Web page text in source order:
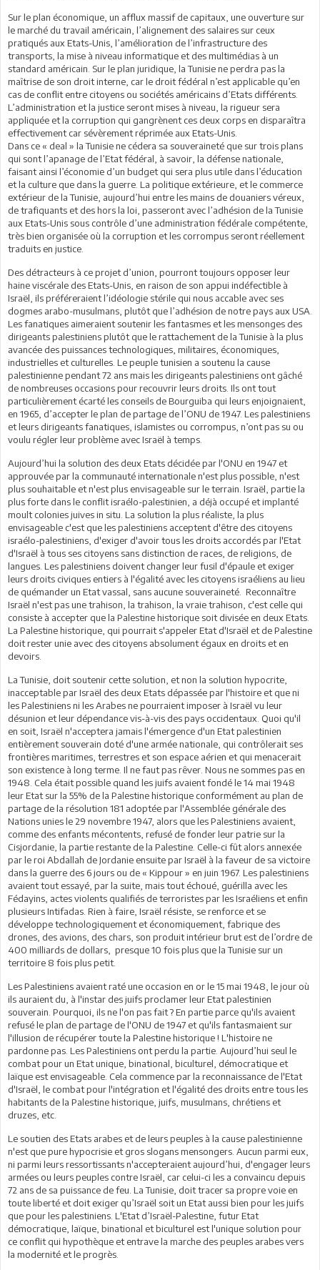
Sur le plan économique, un afflux massif de capitaux, une ouverture sur
le marché du travail américain, l’alignement des salaires sur ceux
pratiqués aux Etats-Unis, l’amélioration de l’infrastructure des
transports, la mise à niveau informatique et des multimédias à un
standard américain. Sur le plan juridique, la Tunisie ne perdra pas la
maîtrise de son droit interne, car le droit fédéral n’est applicable qu’en
cas de conflit entre citoyens ou sociétés américains d’Etats différents.
L’administration et la justice seront mises à niveau, la rigueur sera
appliquée et la corruption qui gangrènent ces deux corps en disparaîtra
effectivement car sévèrement réprimée aux Etats-Unis.
Dans ce « deal » la Tunisie ne cédera sa souveraineté que sur trois plans
qui sont l’apanage de l’Etat fédéral, à savoir, la défense nationale,
faisant ainsi l’économie d’un budget qui sera plus utile dans l’éducation
et la culture que dans la guerre. La politique extérieure, et le commerce
extérieur de la Tunisie, aujourd’hui entre les mains de douaniers véreux,
de trafiquants et des hors la loi, passeront avec l’adhésion de la Tunisie
aux Etats-Unis sous contrôle d’une administration fédérale compétente,
très bien organisée où la corruption et les corrompus seront réellement
traduits en justice.
Des détracteurs à ce projet d’union, pourront toujours opposer leur
haine viscérale des Etats-Unis, en raison de son appui indéfectible à
Israël, ils préféreraient l’idéologie stérile qui nous accable avec ses
dogmes arabo-musulmans, plutôt que l’adhésion de notre pays aux USA.
Les fanatiques aimeraient soutenir les fantasmes et les mensonges des
dirigeants palestiniens plutôt que le rattachement de la Tunisie à la plus
avancée des puissances technologiques, militaires, économiques,
industrielles et culturelles. Le peuple tunisien a soutenu la cause
palestinienne pendant 72 ans mais les dirigeants palestiniens ont gâché
de nombreuses occasions pour recouvrir leurs droits. Ils ont tout
particulièrement écarté les conseils de Bourguiba qui leurs enjoignaient,
en 1965, d’accepter le plan de partage de l’ONU de 1947. Les palestiniens
et leurs dirigeants fanatiques, islamistes ou corrompus, n’ont pas su ou
voulu régler leur problème avec Israël à temps.
Aujourd’hui la solution des deux Etats décidée par l'ONU en 1947 et
approuvée par la communauté internationale n'est plus possible, n'est
plus souhaitable et n'est plus envisageable sur le terrain. Israël, partie la
plus forte dans le conflit israélo-palestinien, a déjà occupé et implanté
moult colonies juives in situ. La solution la plus réaliste, la plus
envisageable c'est que les palestiniens acceptent d'être des citoyens
israélo-palestiniens, d'exiger d'avoir tous les droits accordés par l'Etat
d'Israël à tous ses citoyens sans distinction de races, de religions, de
langues. Les palestiniens doivent changer leur fusil d'épaule et exiger
leurs droits civiques entiers à l'égalité avec les citoyens israéliens au lieu
de quémander un Etat vassal, sans aucune souveraineté. Reconnaître
Israël n'est pas une trahison, la trahison, la vraie trahison, c'est celle qui
consiste à accepter que la Palestine historique soit divisée en deux Etats.
La Palestine historique, qui pourrait s'appeler Etat d'Israël et de Palestine
doit rester unie avec des citoyens absolument égaux en droits et en
devoirs.
La Tunisie, doit soutenir cette solution, et non la solution hypocrite,
inacceptable par Israël des deux Etats dépassée par l'histoire et que ni
les Palestiniens ni les Arabes ne pourraient imposer à Israël vu leur
désunion et leur dépendance vis-à-vis des pays occidentaux. Quoi qu'il
en soit, Israël n'acceptera jamais l'émergence d'un Etat palestinien
entièrement souverain doté d'une armée nationale, qui contrôlerait ses
frontières maritimes, terrestres et son espace aérien et qui menacerait
son existence à long terme. Il ne faut pas rêver. Nous ne sommes pas en
1948. Cela était possible quand les juifs avaient fondé le 14 mai 1948
leur Etat sur la 55% de la Palestine historique conformément au plan de
partage de la résolution 181 adoptée par l'Assemblée générale des
Nations unies le 29 novembre 1947, alors que les Palestiniens avaient,
comme des enfants mécontents, refusé de fonder leur patrie sur la
Cisjordanie, la partie restante de la Palestine. Celle-ci fût alors annexée
par le roi Abdallah de Jordanie ensuite par Israël à la faveur de sa victoire
dans la guerre des 6 jours ou de « Kippour » en juin 1967. Les palestiniens
avaient tout essayé, par la suite, mais tout échoué, guérilla avec les
Fédayins, actes violents qualifiés de terroristes par les Israéliens et enfin
plusieurs Intifadas. Rien à faire, Israël résiste, se renforce et se
développe technologiquement et économiquement, fabrique des
drones, des avions, des chars, son produit intérieur brut est de l’ordre de
400 milliards de dollars, presque 10 fois plus que la Tunisie sur un
territoire 8 fois plus petit.
Les Palestiniens avaient raté une occasion en or le 15 mai 1948, le jour où
ils auraient du, à l'instar des juifs proclamer leur Etat palestinien
souverain. Pourquoi, ils ne l'on pas fait ? En partie parce qu'ils avaient
refusé le plan de partage de l'ONU de 1947 et qu'ils fantasmaient sur
l'illusion de récupérer toute la Palestine historique ! L'histoire ne
pardonne pas. Les Palestiniens ont perdu la partie. Aujourd’hui seul le
combat pour un Etat unique, binational, biculturel, démocratique et
laïque est envisageable. Cela commence par la reconnaissance de l'Etat
d'Israël, le combat pour l'intégration et l'égalité des droits entre tous les
habitants de la Palestine historique, juifs, musulmans, chrétiens et
druzes, etc.
Le soutien des Etats arabes et de leurs peuples à la cause palestinienne
n'est que pure hypocrisie et gros slogans mensongers. Aucun parmi eux,
ni parmi leurs ressortissants n'accepteraient aujourd’hui, d'engager leurs
armées ou leurs peuples contre Israël, car celui-ci les a convaincu depuis
72 ans de sa puissance de feu. La Tunisie, doit tracer sa propre voie en
toute liberté et doit exiger qu’Israël soit un Etat aussi bien pour les juifs
que pour les palestiniens. L'Etat d’Israël-Palestine, futur Etat
démocratique, laïque, binational et biculturel est l'unique solution pour
ce conflit qui hypothèque et entrave la marche des peuples arabes vers
la modernité et le progrès.